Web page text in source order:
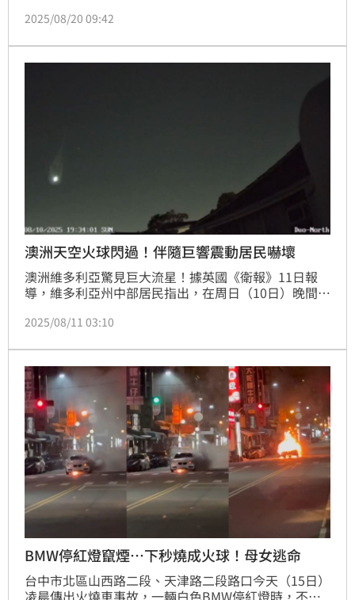
「全白」畫面，影像無法辨識。這道異常光束並非僅在
的大阪等地也有民眾目擊到同樣現象，社群平台上隨即
湧現大量目擊影片與討論，紛紛猜測是否為隕石墜落或
2025/08/20 09:42
澳洲天空火球閃過！伴隨巨響震動居民嚇壞
澳洲維多利亞驚見巨大流星！據英國《衛報》11日報
導，維多利亞州中部居民指出，在周日（10日）晚間看
超巨大的火球，甚至還發出巨大聲響。事發後，數十部
2025/08/11 03:10
BMW停紅燈竄煙…下秒燒成火球！母女逃命
台中市北區山西路二段、天津路二段路口今天（15日）